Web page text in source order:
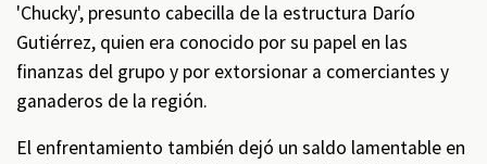
'Chucky', presunto cabecilla de la estructura Darío
Gutiérrez, quien era conocido por su papel en las
finanzas del grupo y por extorsionar a comerciantes y
ganaderos de la región.
El enfrentamiento también dejó un saldo lamentable en